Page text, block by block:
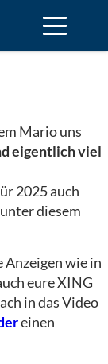
Mario uns
eigentlich viel
2025 auch
diesem
wie in
eure XING
in das Video
einen